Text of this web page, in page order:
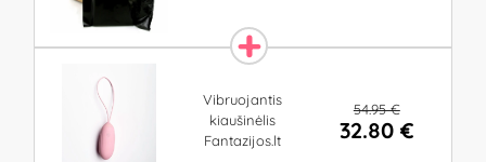
Vibruojantis
kiaušinėlis
Fantazijos.lt
54.95 €
32.80 €